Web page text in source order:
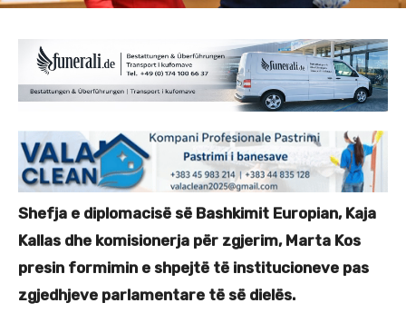
Shefja e diplomacisë së Bashkimit Europian, Kaja
Kallas dhe komisionerja për zgjerim, Marta Kos
presin formimin e shpejtë të institucioneve pas
zgjedhjeve parlamentare të së dielës.